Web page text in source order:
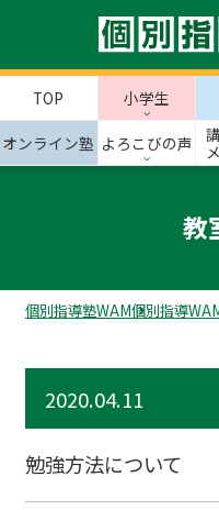
TOP 小学生
オンライン塾 よろこびの声
教
個別指導塾WAM個別指導
2020.04.11
勉強方法について